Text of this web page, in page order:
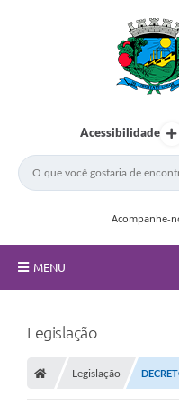
Acessibilidade
Acompanhe-
MENU
Principal
Nossa Cidade
Legislação
Legislação